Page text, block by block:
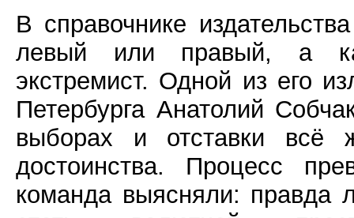
В справочнике
левый или правый, а
экстремист. Одной из его
Петербурга Анатолий
выборах и отставки
достоинства. Процесс
команда выясняли: правда